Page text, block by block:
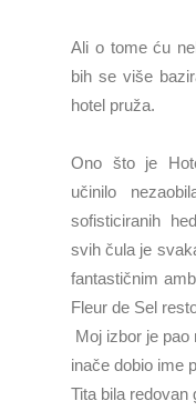
Ali o tome ću
bih se više
hotel pruža.
Ono što je
učinilo
sofisticiranih
svih čula je
fantastičnim
Fleur de Sel
Moj izbor je pao
inače dobio ime
Tita bila